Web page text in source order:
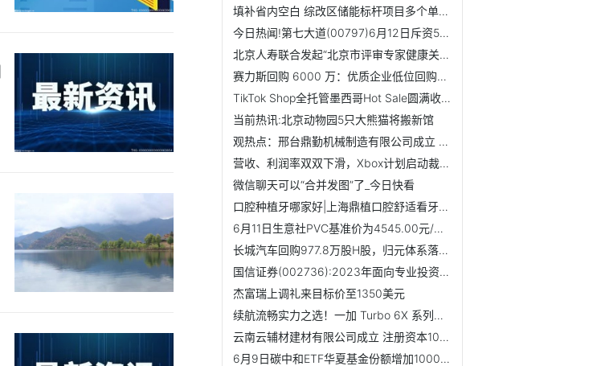
填补省内空白 综改区储能标杆项目多个单体完成打桩-每日速读
今日热闻!第七大道(00797)6月12日斥资514.68万港元回购473万股
北京人寿联合发起“北京市评审专家健康关爱专项行动”，补齐...
赛力斯回购 6000 万：优质企业低位回购有助稳定预期
TikTok Shop全托管墨西哥Hot Sale圆满收官，同比增长14倍
当前热讯:北京动物园5只大熊猫将搬新馆
观热点：邢台鼎勤机械制造有限公司成立 注册资本30万人民币
营收、利润率双双下滑，Xbox计划启动裁员-今热点
微信聊天可以“合并发图”了_今日快看
口腔种植牙哪家好|上海鼎植口腔舒适看牙暨士卓曼新品发布仪式...
6月11日生意社PVC基准价为4545.00元/吨_每日时讯
长城汽车回购977.8万股H股，归元体系落地与全球化布局同步推进
国信证券(002736):2023年面向专业投资者公开发行公司债券（第...
杰富瑞上调礼来目标价至1350美元
续航流畅实力之选！一加 Turbo 6X 系列国补到手价 1274.15 元起
云南云辅材建材有限公司成立 注册资本100万人民币 当前资讯
6月9日碳中和ETF华夏基金份额增加1000万份，重仓股宁德时代、...